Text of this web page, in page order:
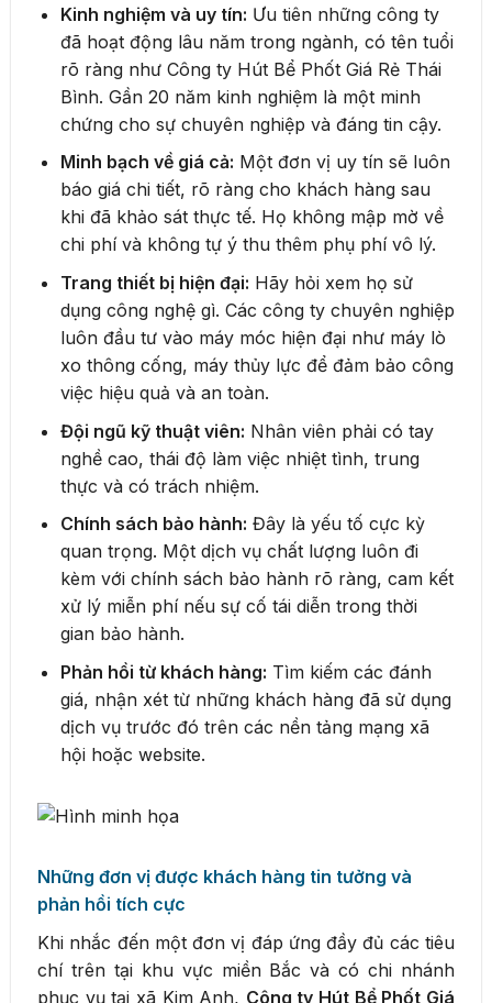
Kinh nghiệm và uy tín: Ưu tiên những công ty
đã hoạt động lâu năm trong ngành, có tên tuổi
rõ ràng như Công ty Hút Bể Phốt Giá Rẻ Thái
Bình. Gần 20 năm kinh nghiệm là một minh
chứng cho sự chuyên nghiệp và đáng tin cậy.
Minh bạch về giá cả: Một đơn vị uy tín sẽ luôn
báo giá chi tiết, rõ ràng cho khách hàng sau
khi đã khảo sát thực tế. Họ không mập mờ về
chi phí và không tự ý thu thêm phụ phí vô lý.
Trang thiết bị hiện đại: Hãy hỏi xem họ sử
dụng công nghệ gì. Các công ty chuyên nghiệp
luôn đầu tư vào máy móc hiện đại như máy lò
xo thông cống, máy thủy lực để đảm bảo công
việc hiệu quả và an toàn.
Đội ngũ kỹ thuật viên: Nhân viên phải có tay
nghề cao, thái độ làm việc nhiệt tình, trung
thực và có trách nhiệm.
Chính sách bảo hành: Đây là yếu tố cực kỳ
quan trọng. Một dịch vụ chất lượng luôn đi
kèm với chính sách bảo hành rõ ràng, cam kết
xử lý miễn phí nếu sự cố tái diễn trong thời
gian bảo hành.
Phản hồi từ khách hàng: Tìm kiếm các đánh
giá, nhận xét từ những khách hàng đã sử dụng
dịch vụ trước đó trên các nền tảng mạng xã
hội hoặc website.
Những đơn vị được khách hàng tin tưởng và
phản hồi tích cực
Khi nhắc đến một đơn vị đáp ứng đầy đủ các tiêu
chí trên tại khu vực miền Bắc và có chi nhánh
phục vụ tại xã Kim Anh, Công ty Hút Bể Phốt Giá